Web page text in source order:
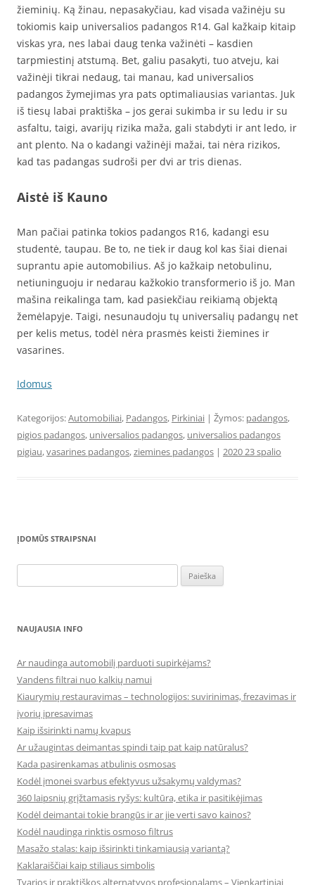
žieminių. Ką žinau, nepasakyčiau, kad visada važinėju su
tokiomis kaip universalios padangos R14. Gal kažkaip kitaip
viskas yra, nes labai daug tenka važinėti – kasdien
tarpmiestinį atstumą. Bet, galiu pasakyti, tuo atveju, kai
važinėji tikrai nedaug, tai manau, kad universalios
padangos žymejimas yra pats optimaliausias variantas. Juk
iš tiesų labai praktiška – jos gerai sukimba ir su ledu ir su
asfaltu, taigi, avarijų rizika maža, gali stabdyti ir ant ledo, ir
ant plento. Na o kadangi važinėji mažai, tai nėra rizikos,
kad tas padangas sudroši per dvi ar tris dienas.
Aistė iš Kauno
Man pačiai patinka tokios padangos R16, kadangi esu
studentė, taupau. Be to, ne tiek ir daug kol kas šiai dienai
suprantu apie automobilius. Aš jo kažkaip netobulinu,
netiuninguoju ir nedarau kažkokio transformerio iš jo. Man
mašina reikalinga tam, kad pasiekčiau reikiamą objektą
žemėlapyje. Taigi, nesunaudoju tų universalių padangų net
per kelis metus, todėl nėra prasmės keisti žiemines ir
vasarines.
Idomus
Kategorijos:Automobiliai, Padangos, Pirkiniai | Žymos: padangos,
pigios padangos, universalios padangos, universalios padangos
pigiau,vasarines padangos,ziemines padangos | 2020 23 spalio
ĮDOMŪS STRAIPSNAI
NAUJAUSIA INFO
Ar naudinga automobilį parduoti supirkėjams?
Vandens filtrai nuo kalkių namui
Kiaurymių restauravimas – technologijos: suvirinimas, frezavimas ir
įvorių įpresavimas
Kaip išsirinkti namų kvapus
Ar užaugintas deimantas spindi taip pat kaip natūralus?
Kada pasirenkamas atbulinis osmosas
Kodėl įmonei svarbus efektyvus užsakymų valdymas?
360 laipsnių grįžtamasis ryšys: kultūra, etika ir pasitikėjimas
Kodėl deimantai tokie brangūs ir ar jie verti savo kainos?
Kodėl naudinga rinktis osmoso filtrus
Masažo stalas: kaip išsirinkti tinkamiausią variantą?
Kaklaraiščiai kaip stiliaus simbolis
Tvarios ir praktiškos alternatyvos profesionalams – Vienkartiniai